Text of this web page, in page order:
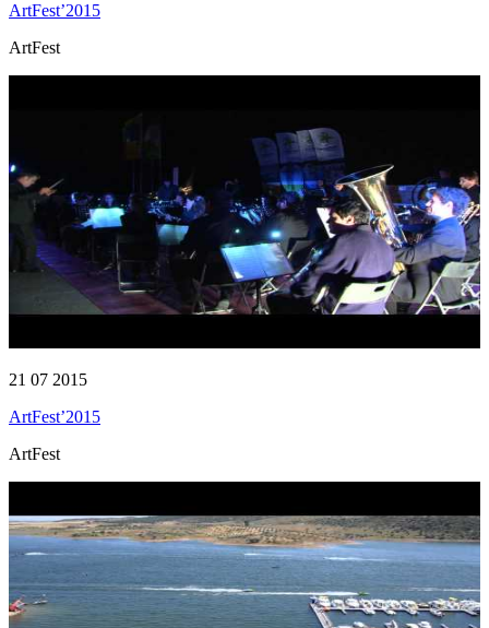
ArtFest’2015
ArtFest
21 07 2015
ArtFest’2015
ArtFest